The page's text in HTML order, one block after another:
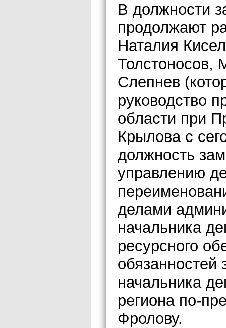
В должности
продолжают
Наталия
Толстоносов,
Слепнев
руководство
области при
Крылова с
должность
управлению
делами
начальника
ресурсного
обязанностей
начальника
региона по-
Фролову.